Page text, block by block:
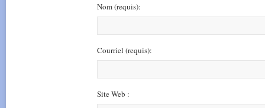
Nom(requis):
Courriel (requis):
Site Web :